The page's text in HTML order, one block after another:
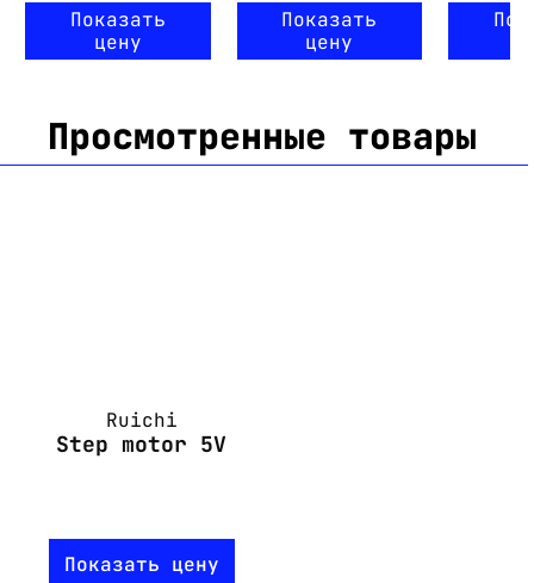
Показать
цену
Показать
цену
Просмотренные товары
Ruichi
Step motor 5V
Показать цену